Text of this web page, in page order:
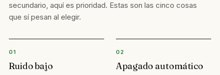
secundario, aquí es prioridad. Estas son las cinco cosas
que sí pesan al elegir.
01
Ruido bajo
02
Apagado automático